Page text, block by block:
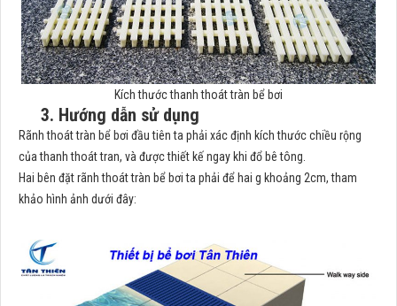
Kích thước thanh thoát tràn bể bơi
3. Hướng dẫn sử dụng
Rãnh thoát tràn bể bơi đầu tiên ta phải xác định kích thước chiều rộng
của thanh thoát tran, và được thiết kế ngay khi đổ bê tông.
Hai bên đặt rãnh thoát tràn bể bơi ta phải để hai g khoảng 2cm, tham
khảo hình ảnh dưới đây: